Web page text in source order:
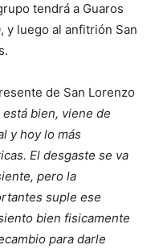
tendrá a Guaros
y luego al anfitrión San
de San Lorenzo
está bien, viene de
y hoy lo más
El desgaste se va
pero la
suple ese
bien fisicamente
para darle